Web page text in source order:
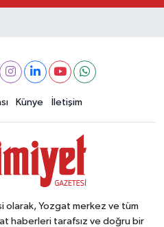
Künye İletişim
olarak, Yozgat merkez ve tüm
haberleri tarafsız ve doğru bir